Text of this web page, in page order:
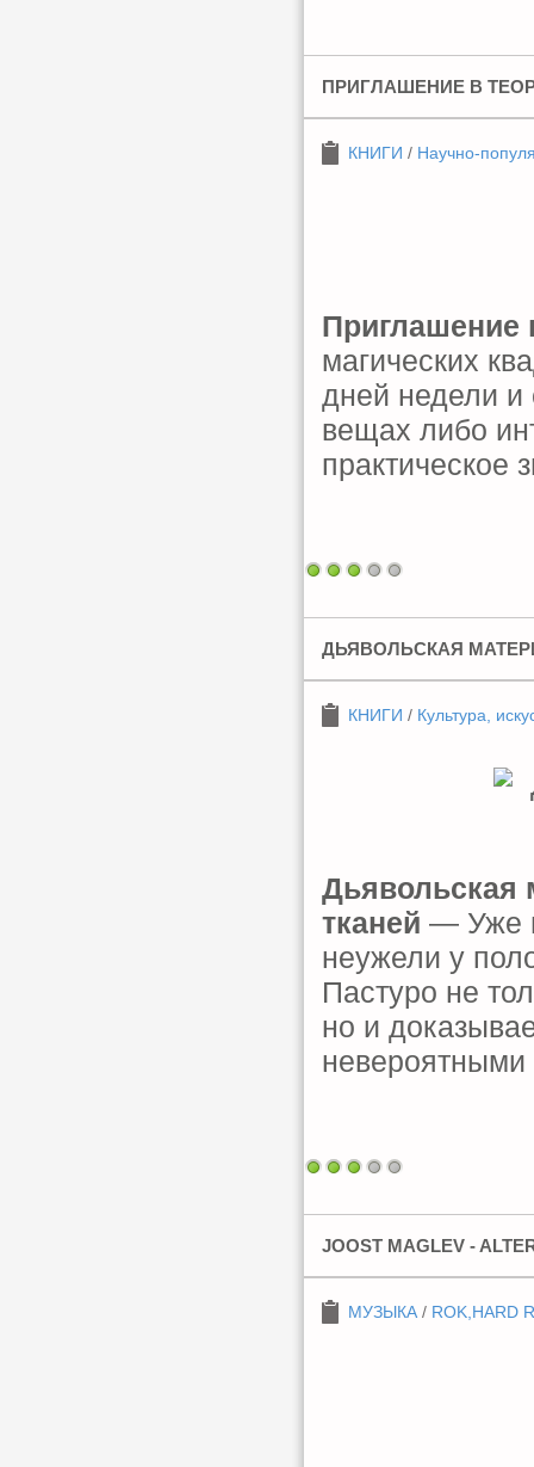
ПРИГЛАШЕНИЕ В
КНИГИ / Научно-
Приглашение
магических
дней недели и
вещах либо
практическое
ДЬЯВОЛЬСКАЯ
КНИГИ / Культура,
Дьявольская
тканей — Уже
неужели у
Пастуро не
но и
JOOST MAGLEV -
МУЗЫКА / ROK,HARD